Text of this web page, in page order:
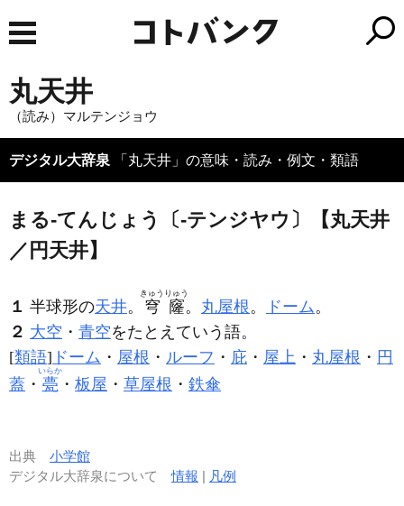
丸天井
（読み）マルテンジョウ
デジタル大辞泉 「丸天井」の意味・読み・例文・類語
まる‐てんじょう〔‐テンジヤウ〕【丸天井
／円天井】
１ 半球形の天井。 穹窿
きゅうりゅう
。 丸屋根。 ドーム。
２ 大空 ・ 青空をたとえていう語。
[類語] ドーム ・ 屋根 ・ ルーフ ・ 庇 ・ 屋上 ・ 丸屋根 ・ 円
蓋 ・ 甍
いらか
・ 板屋 ・ 草屋根 ・ 鉄傘
出典 小学館
デジタル大辞泉について情報 | 凡例